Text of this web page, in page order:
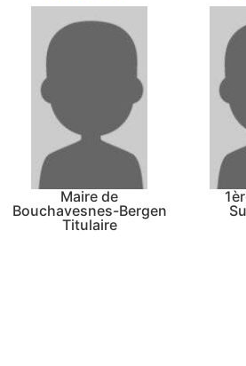
Maire de
Bouchavesnes-Bergen
Titulaire